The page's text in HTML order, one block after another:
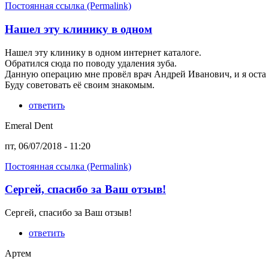
Постоянная ссылка (Permalink)
Нашел эту клинику в одном
Нашел эту клинику в одном интернет каталоге.
Обратился сюда по поводу удаления зуба.
Данную операцию мне провёл врач Андрей Иванович, и я
Буду советовать её своим знакомым.
ответить
Emeral Dent
пт, 06/07/2018 - 11:20
Постоянная ссылка (Permalink)
Сергей, спасибо за Ваш отзыв!
Сергей, спасибо за Ваш отзыв!
ответить
Артем